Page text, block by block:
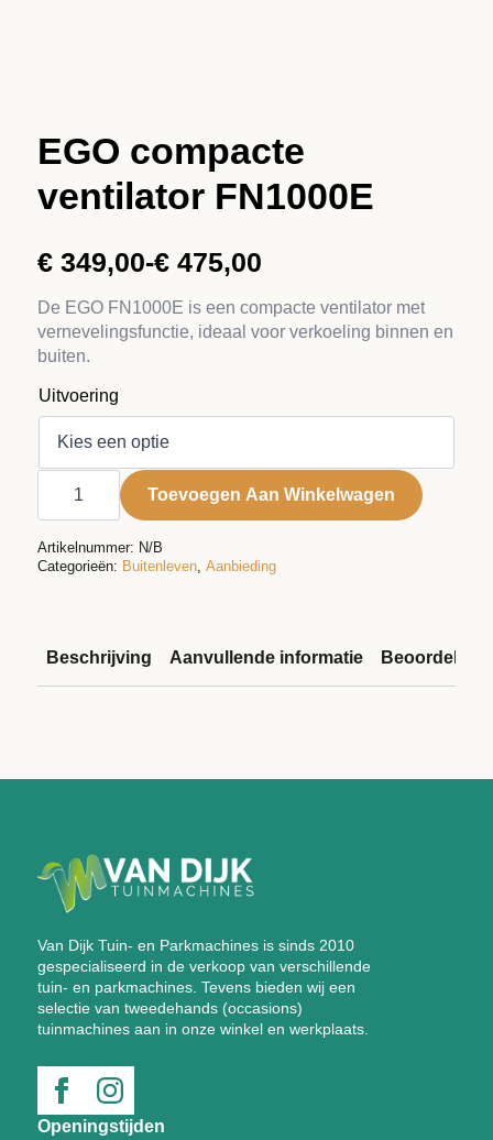
EGO compacte
ventilator FN1000E
€349,00-€475,00
Prijsklasse:
€ 349,00
tot
De EGO FN1000E is een compacte ventilator met
vernevelingsfunctie, ideaal voor verkoeling binnen en
buiten.
Uitvoering
EGO
compacte
aantal
Toevoegen Aan Winkelwagen
Artikelnummer: N/B
Categorieën: Buitenleven, Aanbieding
Beschrijving Aanvullende informatie
Van Dijk Tuin- en Parkmachines is sinds 2010
gespecialiseerd in de verkoop van verschillende
tuin- en parkmachines. Tevens bieden wij een
selectie van tweedehands (occasions)
tuinmachines aan in onze winkel en werkplaats.
Openingstijden